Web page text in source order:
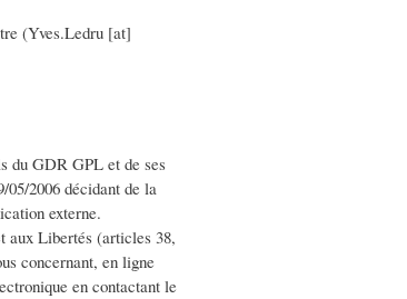
(Yves.Ledru [at]
du GDR GPL et de ses
05/2006 décidant de la
externe.
aux Libertés (articles 38,
concernant, en ligne
en contactant le